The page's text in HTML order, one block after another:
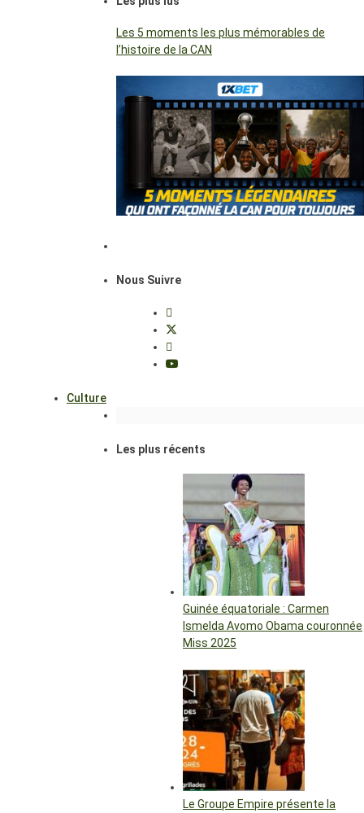
Les 5 moments les plus mémorables de
l’histoire de la CAN
Nous Suivre
Culture
Les plus récents
Guinée équatoriale : Carmen
Ismelda Avomo Obama couronnée
Miss 2025
Le Groupe Empire présente la